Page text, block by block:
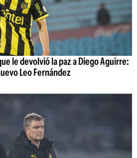
le devolvió la paz a Diego Aguirre:
Leo Fernández